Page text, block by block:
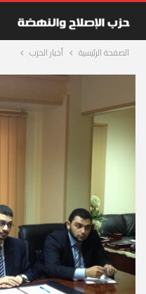
الصفحة الرئيسية أخبار الحزب